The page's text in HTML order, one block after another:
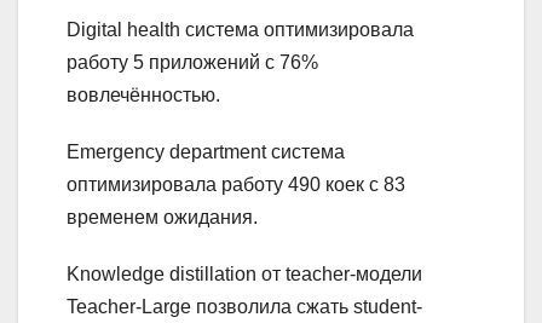
Digital health система оптимизировала
работу 5 приложений с 76%
вовлечённостью.
Emergency department система
оптимизировала работу 490 коек с 83
временем ожидания.
Knowledge distillation от teacher-модели
Teacher-Large позволила сжать student-